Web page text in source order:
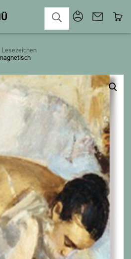
Diverses
Küche
Magnete
Schreibwaren
Textilien
bauxili
Stringlies
Lesezeichen